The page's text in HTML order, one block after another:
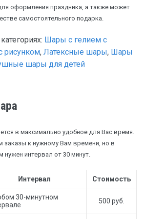
оформления праздника, а также может
самостоятельного подарка.
Шары с гелием с
рисунком, Латексные шары, Шары
шары для детей
в максимально удобное для Вас время.
к нужному Вам времени, но в
нужен интервал от 30 минут.
Интервал Стоимость
30-минутном
500 руб.